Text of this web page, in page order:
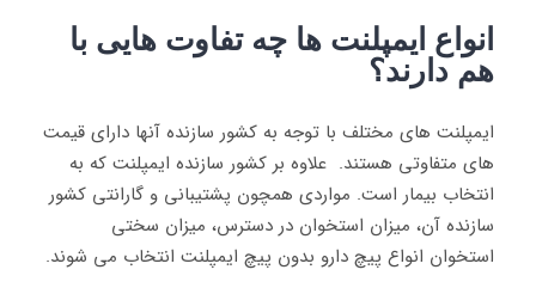
انواع ایمپلنت ها چه تفاوت هایی با
هم دارند؟
ایمپلنت های مختلف با توجه به کشور سازنده آنها دارای قیمت
های متفاوتی هستند. علاوه بر کشور سازنده ایمپلنت که به
انتخاب بیمار است. مواردی همچون پشتیبانی و گارانتی کشور
سازنده آن، میزان استخوان در دسترس، میزان سختی
استخوان انواع پیچ دارو بدون پیچ ایمپلنت انتخاب می شوند.